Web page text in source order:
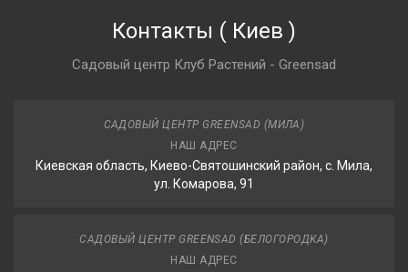
Контакты ( Киев )
Садовый центр Клуб Растений - Greensad
САДОВЫЙ ЦЕНТР GREENSAD (МИЛА)
НАШ АДРЕС
Киевская область, Киево-Святошинский район, с. Мила,
ул. Комарова, 91
САДОВЫЙ ЦЕНТР GREENSAD (БЕЛОГОРОДКА)
НАШ АДРЕС